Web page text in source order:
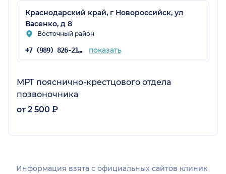
Краснодарский край, г Новороссийск, ул
Васенко, д 8
Восточный район
+7 (989) 826-21-11 показать
МРТ пояснично-крестцового отдела
позвоночника
от 2 500 ₽
Информация взята c официальных сайтов клиник